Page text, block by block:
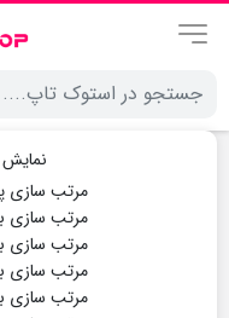
نمایش 41–60 از 179 نتیجه